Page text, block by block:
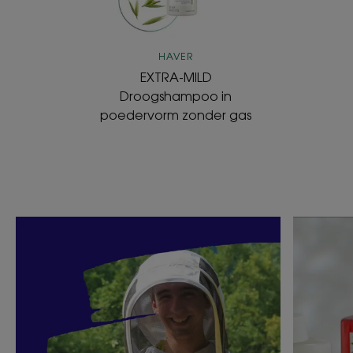
gas
HAVER
EXTRA-MILD
Droogshampoo in
poedervorm zonder gas